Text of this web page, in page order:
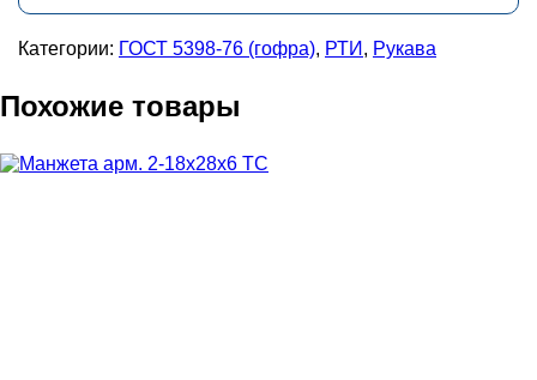
Категории: ГОСТ 5398-76 (гофра), РТИ , Рукава
Похожие товары